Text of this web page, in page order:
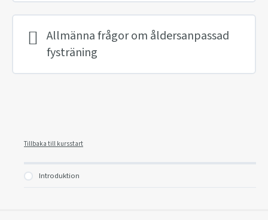
Allmänna frågor om åldersanpassad
fysträning
Tillbaka till kursstart
Introduktion